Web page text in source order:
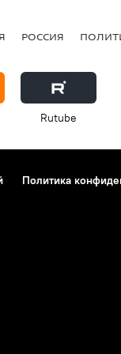
РОССИЯ
Rutube
Политика